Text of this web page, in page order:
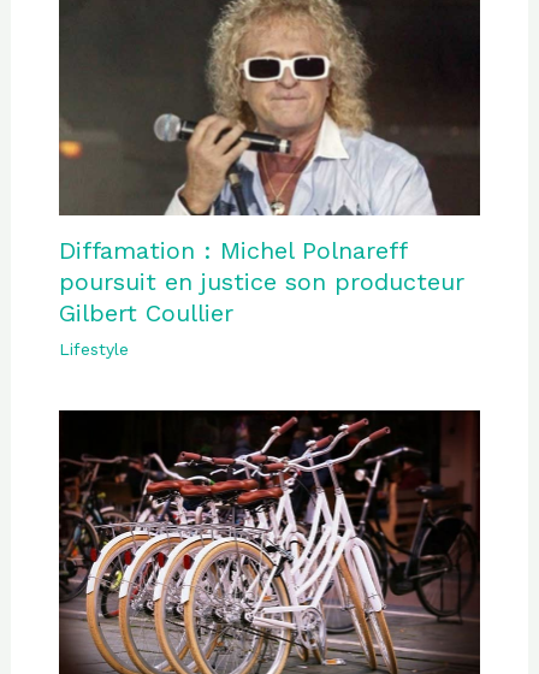
Diffamation : Michel Polnareff
poursuit en justice son producteur
Gilbert Coullier
Lifestyle